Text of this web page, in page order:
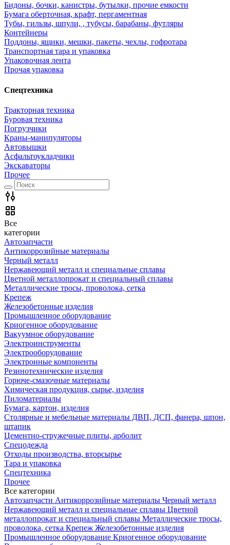
Бидоны, бочки, канистры, бутылки, прочие емкости
Бумага оберточная, крафт, пергаментная
Тубы, гильзы, шпули, , тубусы, барабаны, футляры
Контейнеры
Поддоны, ящики, мешки, пакеты, чехлы, гофротара
Транспортная тара и упаковка
Упаковочная лента
Прочая упаковка
Спецтехника
Тракторная техника
Буровая техника
Погрузчики
Краны-манипуляторы
Автовышки
Асфальтоукладчики
Экскаваторы
Прочее
Все
категории
Автозапчасти
Антикоррозийные материалы
Черный металл
Нержавеющий металл и специальные сплавы
Цветной металлопрокат и специальный сплавы
Металлические тросы, проволока, сетка
Крепеж
Железобетонные изделия
Промышленное оборудование
Криогенное оборудование
Вакуумное оборудование
Электроинструменты
Электрооборудование
Электронные компоненты
Резинотехнические изделия
Горюче-смазочные материалы
Химическая продукция, сырье, изделия
Пиломатериалы
Бумага, картон, изделия
Столярные и мебельные материалы ДВП, ДСП, фанера, шпон,
штапик
Цементно-стружечные плиты, арболит
Спецодежда
Отходы производства, вторсырье
Тара и упаковка
Спецтехника
Прочее
Все категории
Автозапчасти Антикоррозийные материалы Черный металл
Нержавеющий металл и специальные сплавы Цветной
металлопрокат и специальный сплавы Металлические тросы,
проволока, сетка Крепеж Железобетонные изделия
Промышленное оборудование Криогенное оборудование